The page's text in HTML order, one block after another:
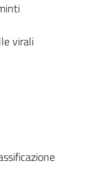
virali